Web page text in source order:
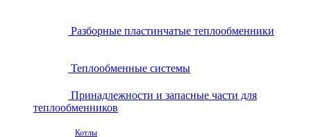
Разборные пластинчатые теплообменники
Теплообменные системы
Принадлежности и запасные части для
теплообменников
Котлы